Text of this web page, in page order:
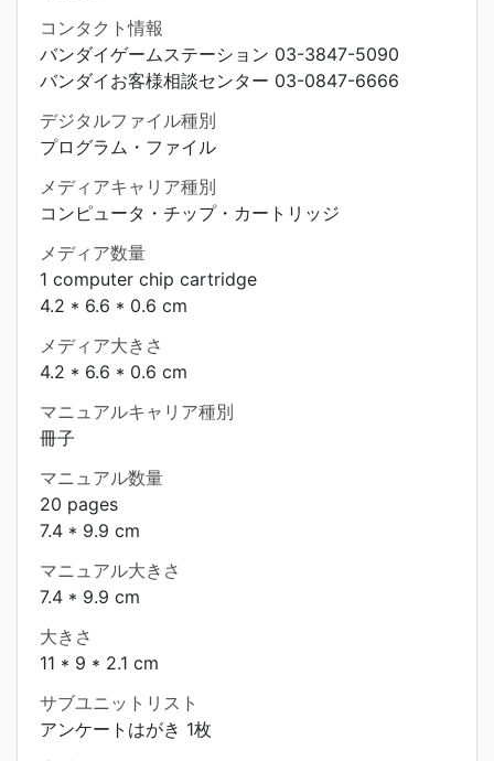
コンタクト情報
バンダイゲームステーション 03-3847-5090
バンダイお客様相談センター 03-0847-6666
デジタルファイル種別
プログラム・ファイル
メディアキャリア種別
コンピュータ・チップ・カートリッジ
メディア数量
1 computer chip cartridge
4.2 * 6.6 * 0.6 cm
メディア大きさ
4.2 * 6.6 * 0.6 cm
マニュアルキャリア種別
冊子
マニュアル数量
20 pages
7.4 * 9.9 cm
マニュアル大きさ
7.4 * 9.9 cm
大きさ
11 * 9 * 2.1 cm
サブユニットリスト
アンケートはがき 1枚